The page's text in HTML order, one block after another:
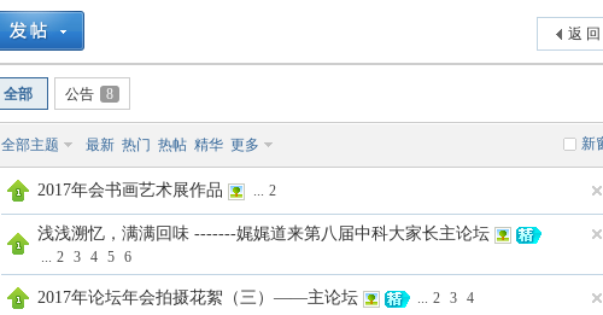
返 回
全部 公告 8
新
全部主题 最新 热门 热帖 精华 更多
2017年会书画艺术展作品 ... 2
浅浅溯忆，满满回味 -------娓娓道来第八届中科大家长主论坛
... 2 3 4 5 6
2017年论坛年会拍摄花絮（三）——主论坛 ... 2 3 4